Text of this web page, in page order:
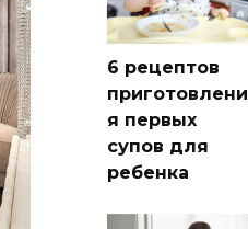
6 рецептов
приготовлени
я первых
супов для
ребенка